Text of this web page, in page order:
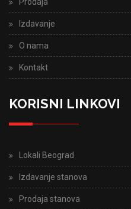
Izdavanje
O nama
Kontakt
KORISNI LINKOVI
Lokali Beograd
Izdavanje stanova
Prodaja stanova